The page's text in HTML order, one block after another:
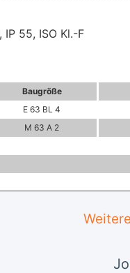
55, ISO Kl.-F
Baugröße
E 63 BL 4
M 63 A 2